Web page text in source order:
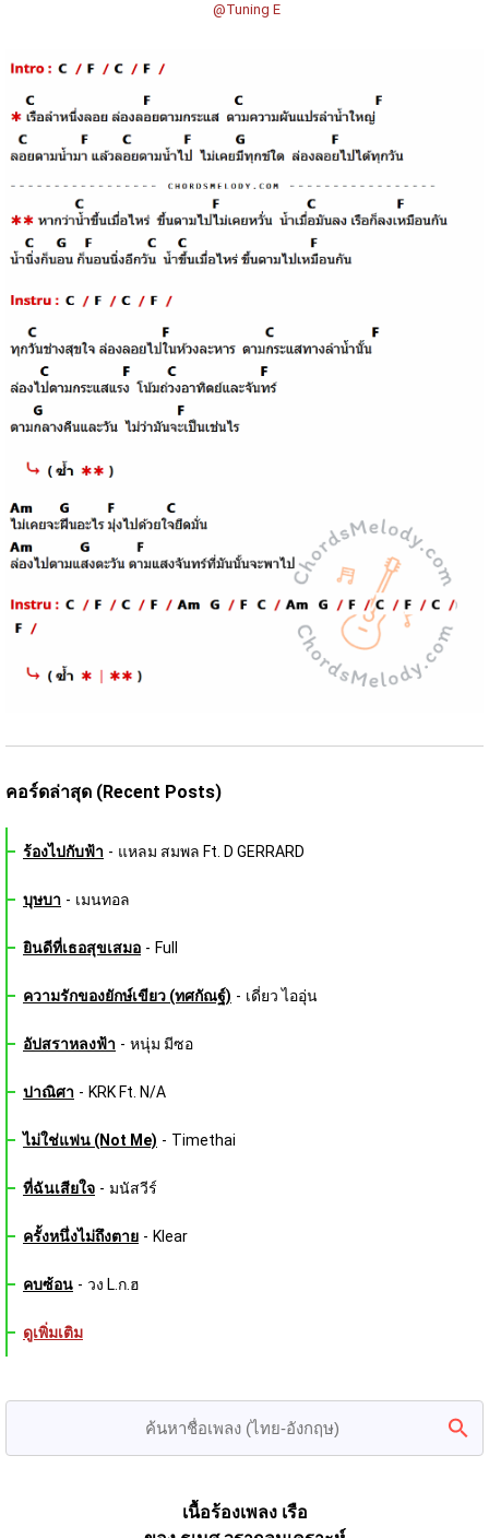
@Tuning E
คอร์ดล่าสุด (Recent Posts)
ร้องไปกับฟ้า - แหลม สมพล Ft. D GERRARD
บุษบา - เมนทอล
ยินดีที่เธอสุขเสมอ - Full
ความรักของยักษ์เขียว (ทศกัณฐ์) - เดี่ยว ไออุ่น
อัปสราหลงฟ้า - หนุ่ม มีซอ
ปาณิศา - KRK Ft. N/A
ไม่ใช่แฟน (Not Me) - Timethai
ที่ฉันเสียใจ - มนัสวีร์
ครั้งหนึ่งไม่ถึงตาย - Klear
คบซ้อน - วง L.ก.ฮ
ดูเพิ่มเติม
เนื้อร้องเพลง เรือ